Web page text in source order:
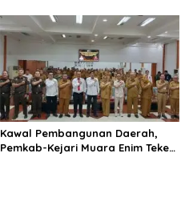
Kawal Pembangunan Daerah,
Pemkab-Kejari Muara Enim Teken